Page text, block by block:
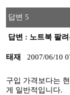
답변 5
답변 : 노트북 팔
태재 2007/06/10
구입 가격보다는
게 일반적입니다.